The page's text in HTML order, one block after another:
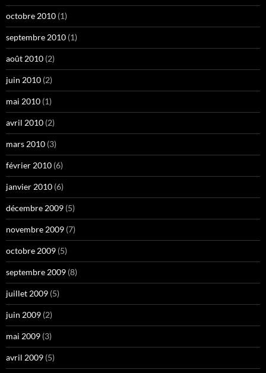
octobre 2010 (1)
septembre 2010 (1)
août 2010 (2)
juin 2010 (2)
mai 2010 (1)
avril 2010 (2)
mars 2010 (3)
février 2010 (6)
janvier 2010 (6)
décembre 2009 (5)
novembre 2009 (7)
octobre 2009 (5)
septembre 2009 (8)
juillet 2009 (5)
juin 2009 (2)
mai 2009 (3)
avril 2009 (5)